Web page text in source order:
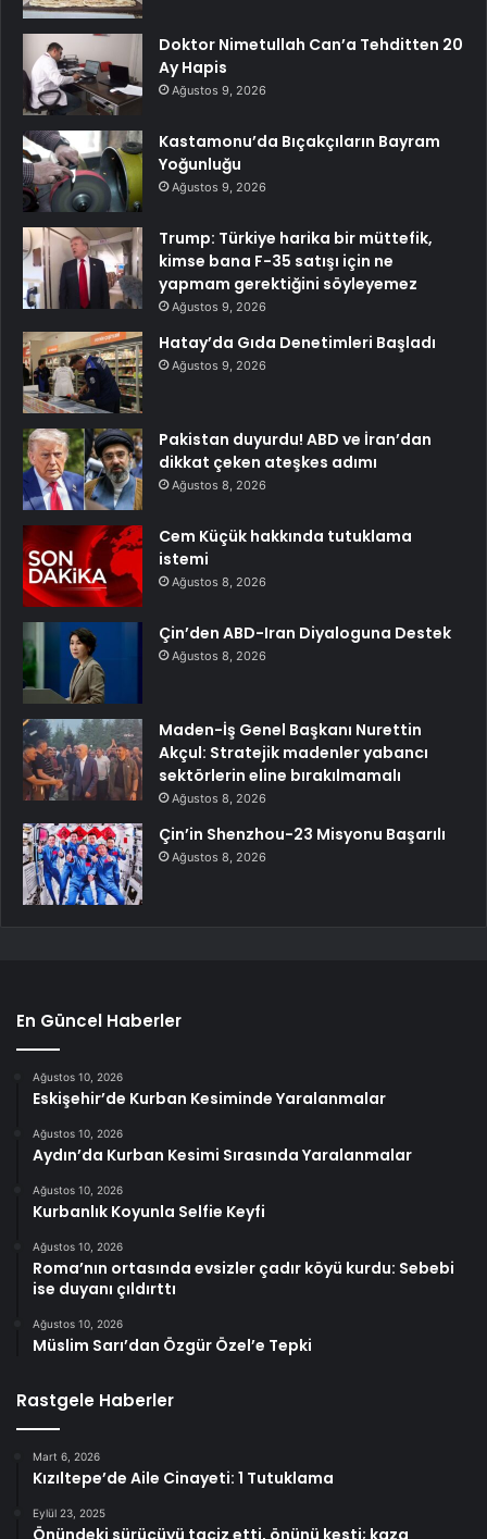
Doktor Nimetullah Can’a Tehditten 20
Ay Hapis
Ağustos 9, 2026
Kastamonu’da Bıçakçıların Bayram
Yoğunluğu
Ağustos 9, 2026
Trump: Türkiye harika bir müttefik,
kimse bana F-35 satışı için ne
yapmam gerektiğini söyleyemez
Ağustos 9, 2026
Hatay’da Gıda Denetimleri Başladı
Ağustos 9, 2026
Pakistan duyurdu! ABD ve İran’dan
dikkat çeken ateşkes adımı
Ağustos 8, 2026
Cem Küçük hakkında tutuklama
istemi
Ağustos 8, 2026
Çin’den ABD-Iran Diyaloguna Destek
Ağustos 8, 2026
Maden-İş Genel Başkanı Nurettin
Akçul: Stratejik madenler yabancı
sektörlerin eline bırakılmamalı
Ağustos 8, 2026
Çin’in Shenzhou-23 Misyonu Başarılı
Ağustos 8, 2026
En Güncel Haberler
Ağustos 10, 2026
Eskişehir’de Kurban Kesiminde Yaralanmalar
Ağustos 10, 2026
Aydın’da Kurban Kesimi Sırasında Yaralanmalar
Ağustos 10, 2026
Kurbanlık Koyunla Selfie Keyfi
Ağustos 10, 2026
Roma’nın ortasında evsizler çadır köyü kurdu: Sebebi
ise duyanı çıldırttı
Ağustos 10, 2026
Müslim Sarı’dan Özgür Özel’e Tepki
Rastgele Haberler
Mart 6, 2026
Kızıltepe’de Aile Cinayeti: 1 Tutuklama
Eylül 23, 2025